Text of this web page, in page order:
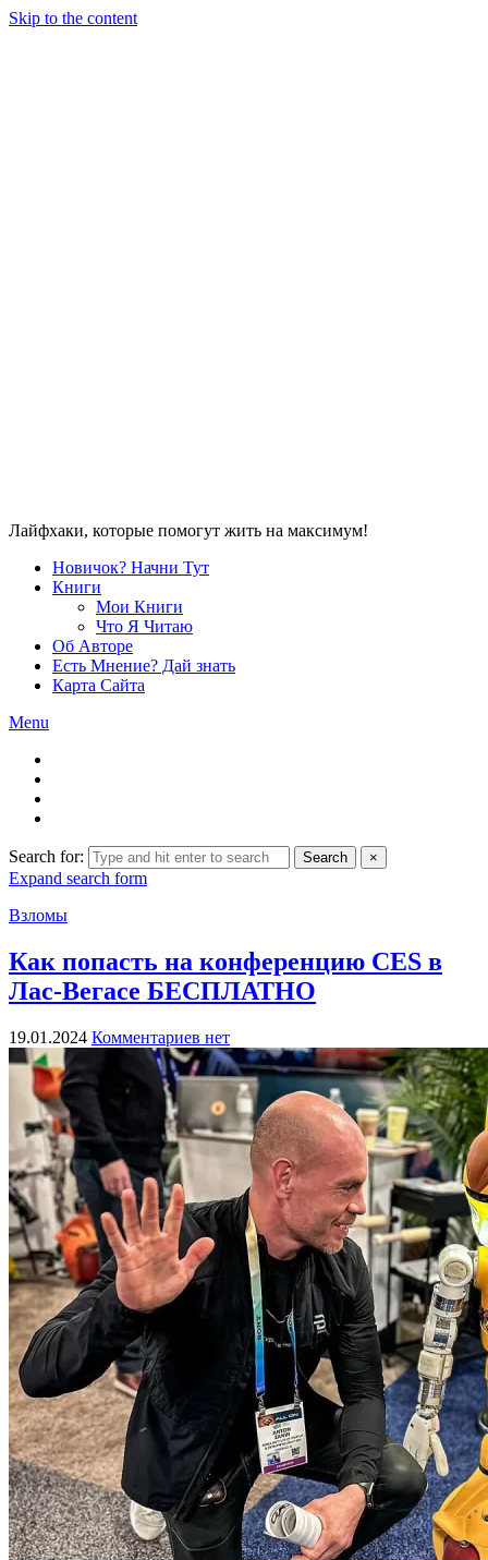
Skip to the content
Лайфхаки, которые помогут жить на максимум!
Новичок? Начни Тут
Книги
Мои Книги
Что Я Читаю
Об Авторе
Есть Мнение? Дай знать
Карта Сайта
Menu
Search for: Search ×
Expand search form
Взломы
Как попасть на конференцию CES в
Лас-Вегасе БЕСПЛАТНО
19.01.2024 Комментариев нет